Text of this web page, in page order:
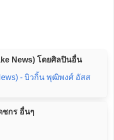
News) โดยศิลปินอื่น
- บิวกิ้น พุฒิพงศ์ อัสส
ชกร อื่นๆ